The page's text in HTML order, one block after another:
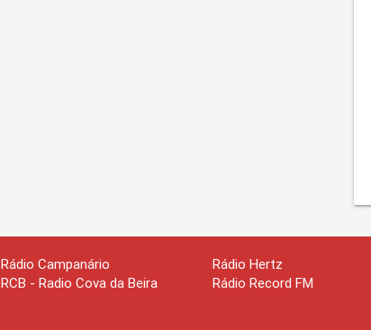
Rádio Campanário
RCB - Radio Cova da Beira
Rádio Hertz
Rádio Record FM